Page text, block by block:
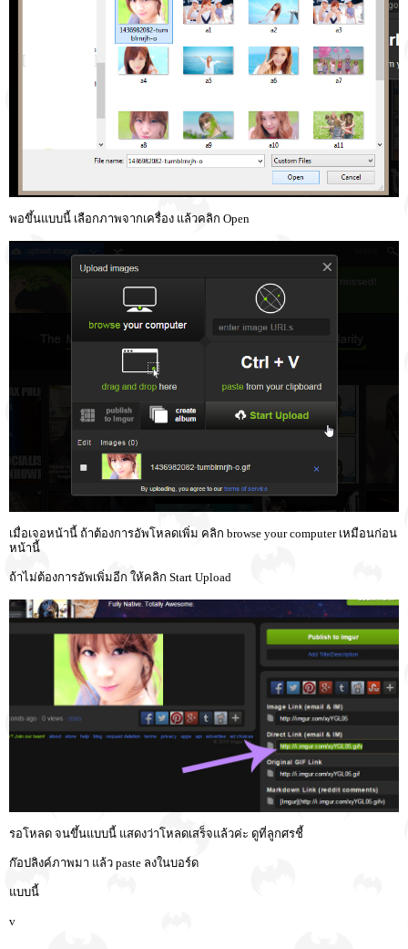
พอขึ้นแบบนี้ เลือกภาพจากเครื่อง แล้วคลิก Open
เมื่อเจอหน้านี้ ถ้าต้องการอัพโหลดเพิ่ม คลิก browse your computer เหมือนก่อน
หน้านี้
ถ้าไม่ต้องการอัพเพิ่มอีก ให้คลิก Start Upload
รอโหลด จนขึ้นแบบนี้ แสดงว่าโหลดเสร็จแล้วค่ะ ดูที่ลูกศรชี้
ก๊อปลิงค์ภาพมา แล้ว paste ลงในบอร์ด
แบบนี้
v